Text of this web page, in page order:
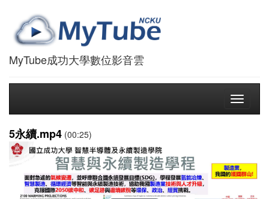
MyTube成功大學數位影音雲
Toggle
5永續.mp4 (00:25)